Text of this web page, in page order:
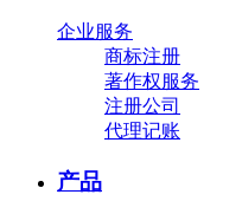
企业服务
商标注册
著作权服务
注册公司
代理记账
产品